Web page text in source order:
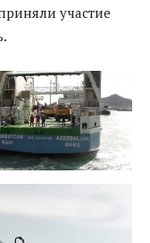
участие